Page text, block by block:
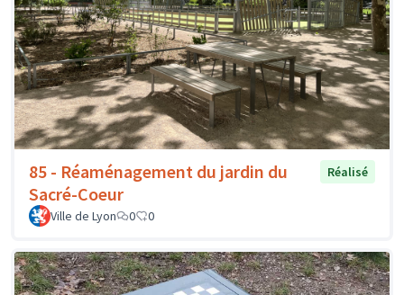
85 - Réaménagement du jardin du
Sacré-Coeur
Réalisé
Ville de Lyon 0 0